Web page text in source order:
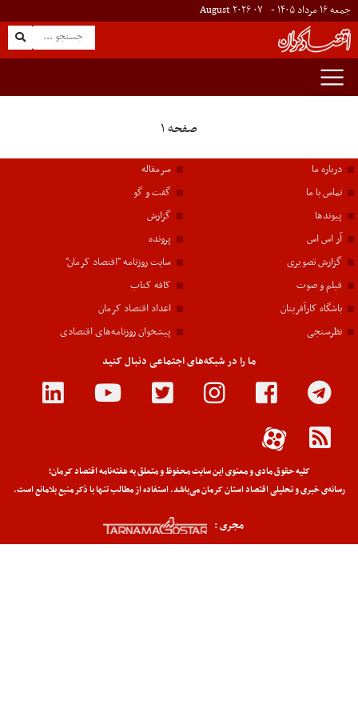
جمعه ۱۶ مرداد ۱۴۰۵ - ۰۷۲۰۲۶
صفحه ۱
درباره ما
تماس با ما
پیوندها
آر اس اس
سرمقاله
گفت و گو
گزارش
پرونده
گزارش تصویری
فیلم و صوت
باشگاه کارآفرینان
نظرسنجی
سایت روزنامه "اقتصاد کرمان"
کافه کتاب
اعداد اقتصاد کرمان
پیشخوان روزنامه‌های اقتصادی
ما را در شبکه‌های اجتماعی دنبال کنید
کلیه حقوق مادی و معنوی این سایت محفوظ و متعلق به هفته‌نامه اقتصاد کرمان؛
رسانه‌ی خبری و تحلیلی اقتصاد استان کرمان می‌باشد. استفاده از مطالب تنها با ذکر منبع بلامانع است.
مجری :